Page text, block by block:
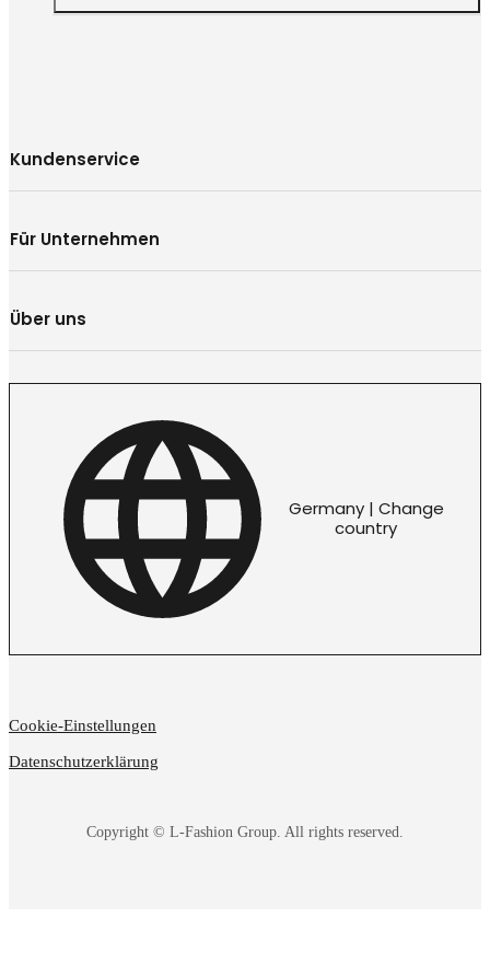
Kundenservice
Für Unternehmen
Über uns
Germany | Change
country
Copyright © L-Fashion Group. All rights reserved.
Cookie-Einstellungen
Datenschutzerklärung